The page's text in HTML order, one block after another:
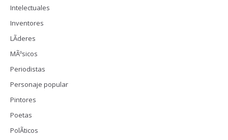
Intelectuales
Inventores
LÃ­deres
MÃºsicos
Periodistas
Personaje popular
Pintores
Poetas
PolÃ­ticos